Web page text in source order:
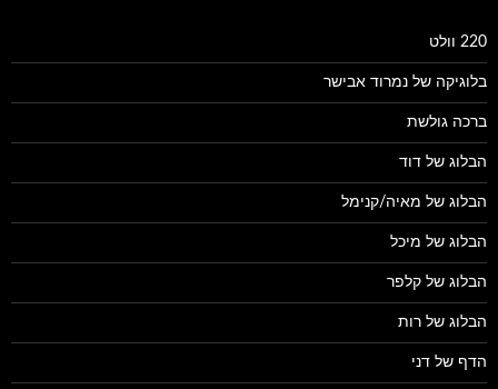
220 וולט
בלוגיקה של נמרוד אבישר
ברכה גולשת
הבלוג של דוד
הבלוג של מאיה/קנימל
הבלוג של מיכל
הבלוג של קלפר
הבלוג של רות
הדף של דני